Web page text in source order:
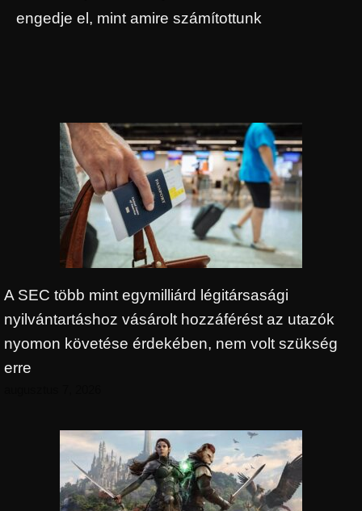
engedje el, mint amire számítottunk
A SEC több mint egymilliárd légitársasági
nyilvántartáshoz vásárolt hozzáférést az utazók
nyomon követése érdekében, nem volt szükség
erre